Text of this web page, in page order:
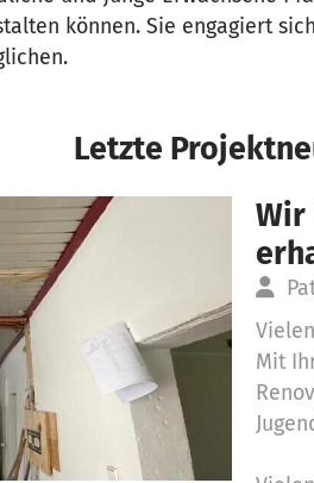
können. Sie engagiert
Letzte
Wir
Mit